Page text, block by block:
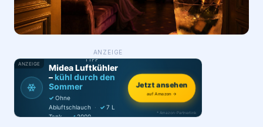
Firma eintragen
ANZEIGE
ANZEIGE
❄
PRODUKT-
TIPP
Midea Luftkühler
–kühl durch den
Sommer
✓ Ohne
Abluftschlauch · ✓ 7 L
Tank · ✓2000
Jetzt ansehen
auf Amazon →
* Amazon-Partnerlink